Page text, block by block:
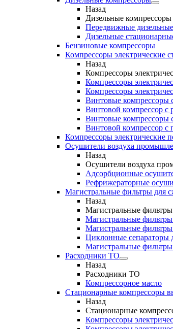
Назад
Дизельные компрессоры
Передвижные
Дизельные
Бензиновые компрессоры
Компрессоры электрические
Назад
Компрессоры
Компрессоры
Компрессоры
Винтовые компрессоры
Винтовой компрессор с
Винтовые компрессоры
Винтовой компрессор с
Компрессоры электрические
Осушители воздуха
Назад
Осушители воздуха
Адсорбционные
Рефрижераторные
Магистральные фильтры для
Назад
Магистральные фильтры
Магистральные
Магистральные
Циклонные сепараторы
Магистральные
Расходники ТО
Назад
Расходники ТО
Компрессорное масло
Стационарные компрессоры
Назад
Стационарные
Компрессоры